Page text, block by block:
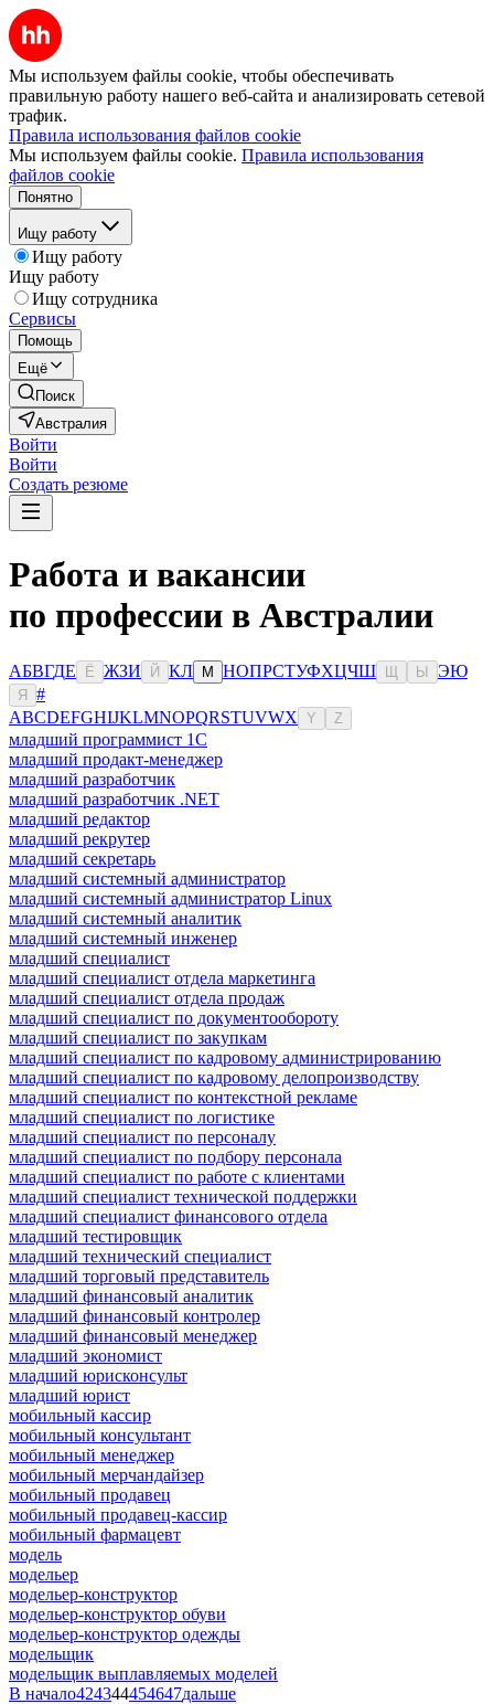
Мы используем файлы cookie, чтобы обеспечивать
правильную работу нашего веб-сайта и анализировать сетевой
трафик.
Правила использования файлов cookie
Мы используем файлы cookie. Правила использования
файлов cookie
Понятно
Ищу работу
Ищу работу
Ищу работу
Ищу сотрудника
Сервисы
Помощь
Ещё
Поиск
Австралия
Войти
Войти
Создать резюме
Работа и вакансии
по профессии в Австралии
АБВГДЕ Ё ЖЗИ Й КЛ М НОПРСТУФХЦЧШ Ы ЭЮ
Я
#
ABCDEFGHIJKLMNOPQRSTUVWX Y Z
младший программист 1С
младший продакт-менеджер
младший разработчик
младший разработчик .NET
младший редактор
младший рекрутер
младший секретарь
младший системный администратор
младший системный администратор Linux
младший системный аналитик
младший системный инженер
младший специалист
младший специалист отдела маркетинга
младший специалист отдела продаж
младший специалист по документообороту
младший специалист по закупкам
младший специалист по кадровому администрированию
младший специалист по кадровому делопроизводству
младший специалист по контекстной рекламе
младший специалист по логистике
младший специалист по персоналу
младший специалист по подбору персонала
младший специалист по работе с клиентами
младший специалист технической поддержки
младший специалист финансового отдела
младший тестировщик
младший технический специалист
младший торговый представитель
младший финансовый аналитик
младший финансовый контролер
младший финансовый менеджер
младший экономист
младший юрисконсульт
младший юрист
мобильный кассир
мобильный консультант
мобильный менеджер
мобильный мерчандайзер
мобильный продавец
мобильный продавец-кассир
мобильный фармацевт
модель
модельер
модельер-конструктор
модельер-конструктор обуви
модельер-конструктор одежды
модельщик
модельщик выплавляемых моделей
В начало424344454647дальше